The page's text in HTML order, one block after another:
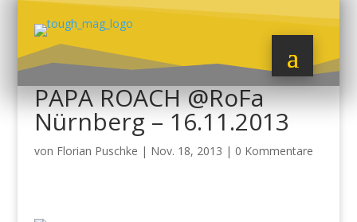
PAPA ROACH @RoFa
Nürnberg – 16.11.2013
von Florian Puschke | Nov. 18, 2013 | 0 Kommentare